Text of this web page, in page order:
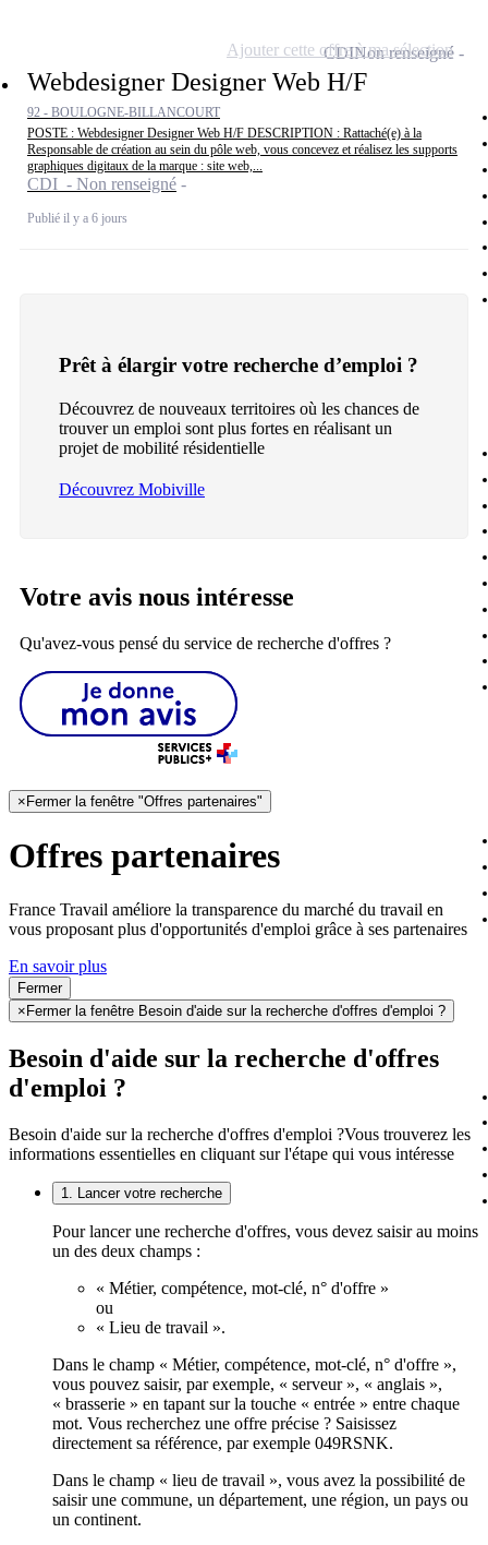
Webdesigner Designer Web H/F
92 - BOULOGNE-BILLANCOURT
POSTE : Webdesigner Designer Web H/F DESCRIPTION : Rattaché(e) à la
Responsable de création au sein du pôle web, vous concevez et réalisez les supports
graphiques digitaux de la marque : site web,...
CDI - Non renseigné
Publié il y a 6 jours
CDINon renseigné
Ajouter cette offre à ma sélection
Prêt à élargir votre recherche d’emploi ?
Découvrez de nouveaux territoires où les chances de
trouver un emploi sont plus fortes en réalisant un
projet de mobilité résidentielle
Découvrez Mobiville
Votre avis nous intéresse
Qu'avez-vous pensé du service de recherche d'offres ?
× Fermer la fenêtre "Offres partenaires"
Offres partenaires
France Travail améliore la transparence du marché du travail en
vous proposant plus d'opportunités d'emploi grâce à ses partenaires
En savoir plus
Fermer
× Fermer la fenêtre Besoin d'aide sur la recherche d'offres d'emploi ?
Besoin d'aide sur la recherche d'offres
d'emploi ?
Besoin d'aide sur la recherche d'offres d'emploi ?Vous trouverez les
informations essentielles en cliquant sur l'étape qui vous intéresse
1. Lancer votre recherche
Pour lancer une recherche d'offres, vous devez saisir au moins
un des deux champs :
« Métier, compétence, mot-clé, n° d'offre »
ou
« Lieu de travail ».
Dans le champ « Métier, compétence, mot-clé, n° d'offre »,
vous pouvez saisir, par exemple, « serveur », « anglais »,
« brasserie » en tapant sur la touche « entrée » entre chaque
mot. Vous recherchez une offre précise ? Saisissez
directement sa référence, par exemple 049RSNK.
Dans le champ « lieu de travail », vous avez la possibilité de
saisir une commune, un département, une région, un pays ou
un continent.